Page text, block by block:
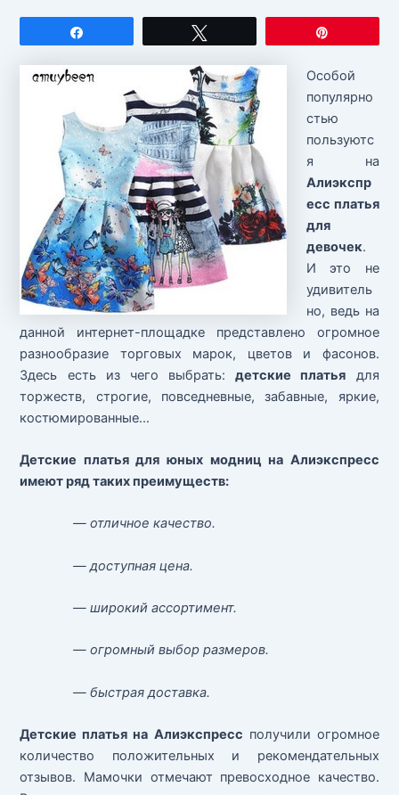
Особой
популярно
стью
пользуютс
я на
Алиэкспр
есс платья
для
девочек.
И это не
удивитель
но, ведь на
данной интернет-площадке представлено огромное
разнообразие торговых марок, цветов и фасонов.
Здесь есть из чего выбрать:детские платья для
торжеств, строгие, повседневные, забавные, яркие,
костюмированные…
Детские платья для юных модниц на Алиэкспресс
имеют ряд таких преимуществ:
— отличное качество.
— доступная цена.
— широкий ассортимент.
— огромный выбор размеров.
— быстрая доставка.
Детские платья на Алиэкспресс получили огромное
количество положительных и рекомендательных
отзывов. Мамочки отмечают превосходное качество.